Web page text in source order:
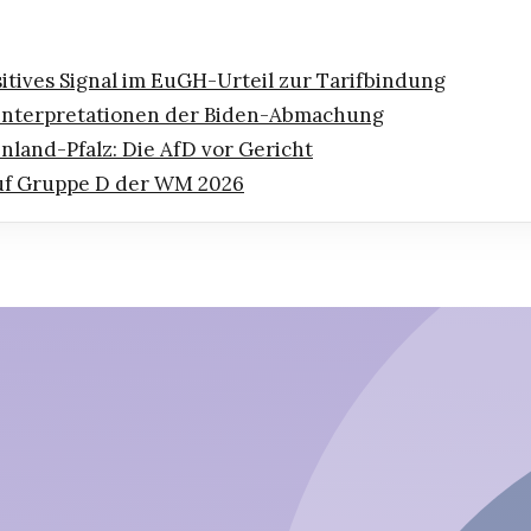
Signal im EuGH-Urteil zur Tarifbindung
der Biden-Abmachung
Pfalz: Die AfD vor Gericht
Gruppe D der WM 2026